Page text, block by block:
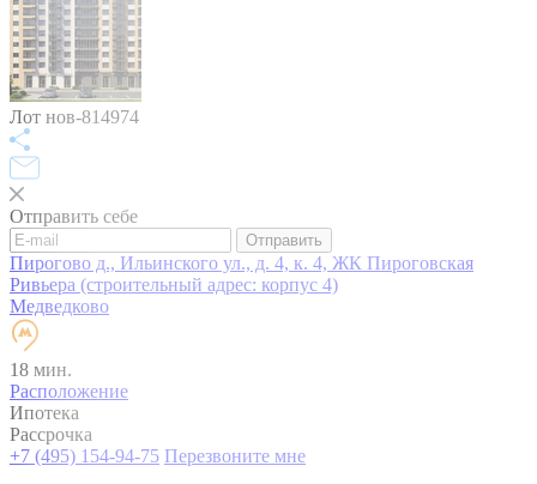
Лот нов-814974
Отправить себе
Отправить
Пирогово д., Ильинского ул., д. 4, к. 4, ЖК Пироговская
Ривьера (строительный адрес: корпус 4)
Медведково
18 мин.
Расположение
Ипотека
Рассрочка
+7 (495) 154-94-75 Перезвоните мне